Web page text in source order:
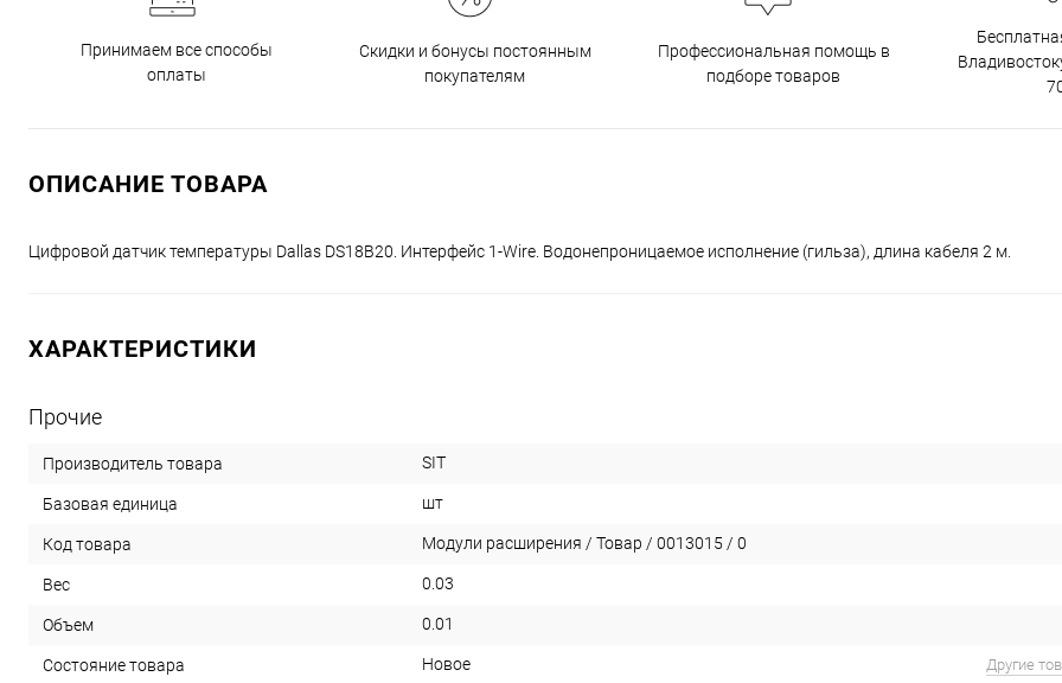
Принимаем все способы
оплаты
Скидки и бонусы постоянным
покупателям
Профессиональная помощь в
подборе товаров
ОПИСАНИЕ ТОВАРА
Цифровой датчик температуры Dallas DS18B20. Интерфейс 1-Wire. Водонепроницаемое исполнение (гильза), длина кабеля 2 м.
ХАРАКТЕРИСТИКИ
Прочие
Производитель товара SIT
Базовая единица шт
Код товара Модули расширения / Товар / 0013015 / 0
Вес 0.03
Объем 0.01
Состояние товара Новое Другие